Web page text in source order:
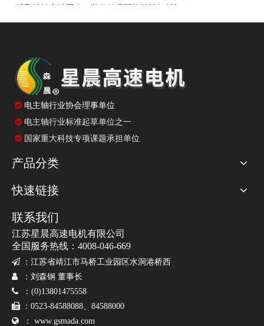
锥孔清洁方法不当，装刀精度可能悄悄打折扣
加速时间设短了生产效率高，但电主轴寿命可能受影响
 电主轴行业协会理事单位
 电主轴行业标准起草单位之一
 国家重大科技专项课题承担单位
产品分类
快速链接
联系我们
江苏星晨高速电机有限公司
全国服务热线：4008-046-669
 ： 江苏省靖江市马桥工业园区水洞港桥西
 ：刘森钢 董事长
 ：(0)13801475558
 ：0523-84588088、84588000
 ： www.gsmada.com